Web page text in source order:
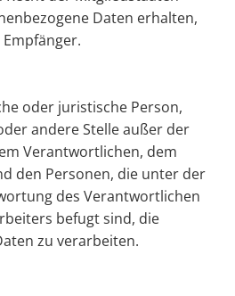
Daten erhalten,
oder juristische Person,
andere Stelle außer der
Verantwortlichen, dem
den Personen, die unter der
des Verantwortlichen
befugt sind, die
zu verarbeiten.